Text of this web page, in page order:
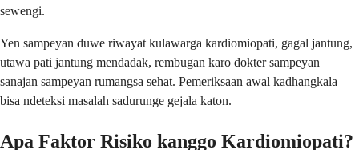
sewengi.
Yen sampeyan duwe riwayat kulawarga kardiomiopati, gagal jantung,
utawa pati jantung mendadak, rembugan karo dokter sampeyan
sanajan sampeyan rumangsa sehat. Pemeriksaan awal kadhangkala
bisa ndeteksi masalah sadurunge gejala katon.
Apa Faktor Risiko kanggo Kardiomiopati?